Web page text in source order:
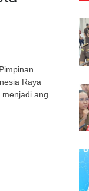
Raya
ang. . .